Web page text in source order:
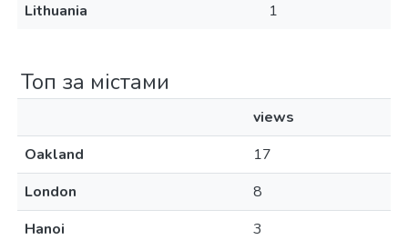
Lithuania
1
Топ за містами
views
Oakland
17
London
8
Hanoi
3